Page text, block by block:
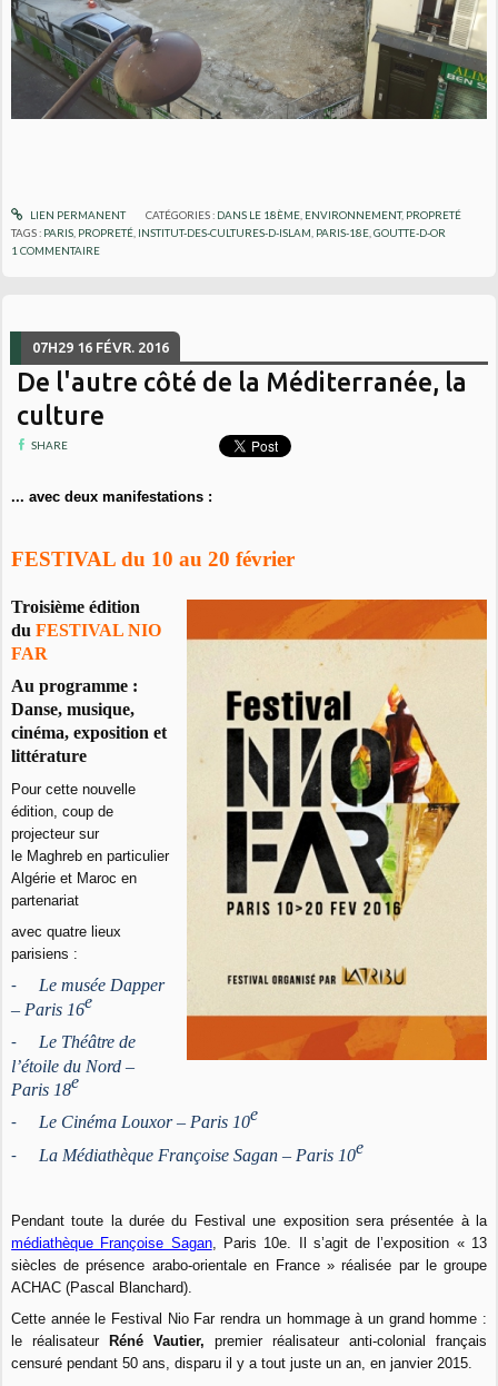
LIEN PERMANENT CATÉGORIES : DANS LE 18ÈME, ENVIRONNEMENT, PROPRETÉ
TAGS : PARIS PROPRETÉ INSTITUT-DES-CULTURES-D-ISLAM PARIS-18E ,GOUTTE-D-OR
1 COMMENTAIRE
07H29 16 FÉVR. 2016
De l'autre côté de la Méditerranée, la
culture
SHARE
... avec deux manifestations :
FESTIVAL du 10 au 20 février
Troisième édition
du FESTIVAL NIO
FAR
Au programme :
Danse, musique,
cinéma, exposition et
littérature
Pour cette nouvelle
édition, coup de
projecteur sur
le Maghreb en particulier
Algérie et Maroc en
partenariat
avec quatre lieux
parisiens :
-
Le musée Dapper
– Paris 16e
-
Le Théâtre de
l’étoile du Nord –
Paris 18e
- Le Cinéma Louxor – Paris 10e
- La Médiathèque Françoise Sagan – Paris 10e
Pendant toute la durée du Festival une exposition sera présentée à la
médiathèque Françoise Sagan, Paris 10e. Il s’agit de l’exposition « 13
siècles de présence arabo-orientale en France » réalisée par le groupe
ACHAC (Pascal Blanchard).
Cette année le Festival Nio Far rendra un hommage à un grand homme :
le réalisateurRéné Vautier, premier réalisateur anti-colonial français
censuré pendant 50 ans, disparu il y a tout juste un an, en janvier 2015.